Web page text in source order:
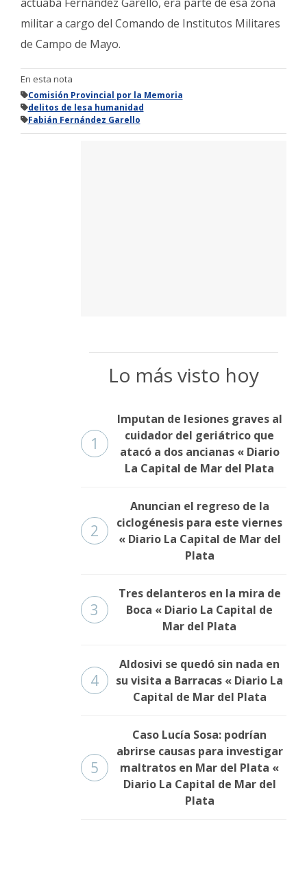
militar a cargo del Comando de Institutos Militares
de Campo de Mayo.
En esta nota
Comisión Provincial por la Memoria
delitos de lesa humanidad
Fabián Fernández Garello
Lo más visto hoy
1
Imputan de lesiones graves al
cuidador del geriátrico que
atacó a dos ancianas « Diario
La Capital de Mar del Plata
2
Anuncian el regreso de la
ciclogénesis para este viernes
« Diario La Capital de Mar del
Plata
3
Tres delanteros en la mira de
Boca « Diario La Capital de
Mar del Plata
4
Aldosivi se quedó sin nada en
su visita a Barracas « Diario La
Capital de Mar del Plata
5
Caso Lucía Sosa: podrían
abrirse causas para investigar
maltratos en Mar del Plata «
Diario La Capital de Mar del
Plata